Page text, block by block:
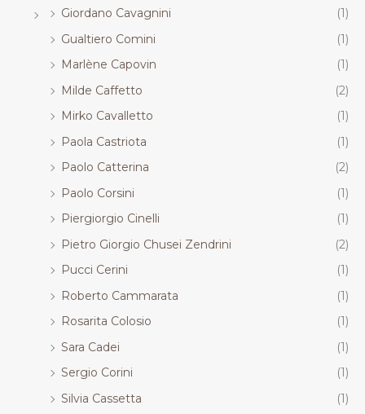
Giordano Cavagnini
(1)
Gualtiero Comini
(1)
Marlène Capovin
(1)
Milde Caffetto
(2)
Mirko Cavalletto
(1)
Paola Castriota
(1)
Paolo Catterina
(2)
Paolo Corsini
(1)
Piergiorgio Cinelli
(1)
Pietro Giorgio Chusei Zendrini
(2)
Pucci Cerini
(1)
Roberto Cammarata
(1)
Rosarita Colosio
(1)
Sara Cadei
(1)
Sergio Corini
(1)
Silvia Cassetta
(1)